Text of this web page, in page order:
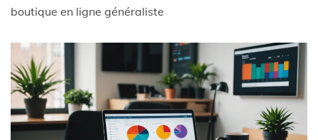
boutique en ligne généraliste